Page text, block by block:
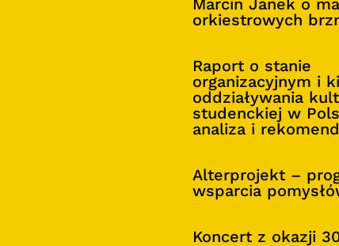
Marcin Janek o
orkiestrowych
Raport o stanie
organizacyjnym i
oddziaływania
studenckiej w
analiza i
Alterprojekt –
wsparcia
Koncert z okazji